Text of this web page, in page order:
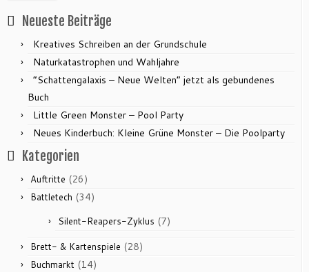
Neueste Beiträge
Kreatives Schreiben an der Grundschule
Naturkatastrophen und Wahljahre
“Schattengalaxis – Neue Welten” jetzt als gebundenes
Buch
Little Green Monster – Pool Party
Neues Kinderbuch: Kleine Grüne Monster – Die Poolparty
Kategorien
Auftritte (26)
Battletech (34)
Silent-Reapers-Zyklus (7)
Brett- & Kartenspiele (28)
Buchmarkt (14)